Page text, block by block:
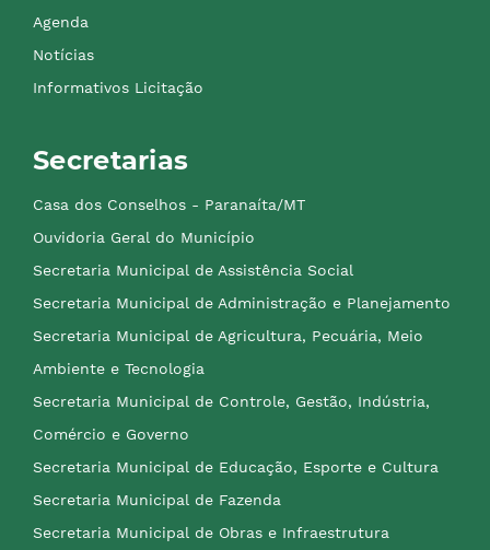
Agenda
Notícias
Informativos Licitação
Secretarias
Casa dos Conselhos - Paranaíta/MT
Ouvidoria Geral do Município
Secretaria Municipal de Assistência Social
Secretaria Municipal de Administração e Planejamento
Secretaria Municipal de Agricultura, Pecuária, Meio
Ambiente e Tecnologia
Secretaria Municipal de Controle, Gestão, Indústria,
Comércio e Governo
Secretaria Municipal de Educação, Esporte e Cultura
Secretaria Municipal de Fazenda
Secretaria Municipal de Obras e Infraestrutura